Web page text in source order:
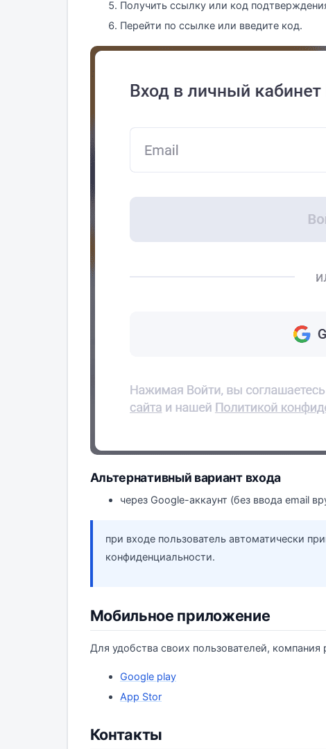
Получить ссылку или код
Перейти по ссылке или введите код.
Альтернативный вариант входа
через Google-аккаунт (без ввода email
при входе пользователь автоматически
конфиденциальности.
Мобильное приложение
Для удобства своих пользователей,
Google play
App Stor
Контакты